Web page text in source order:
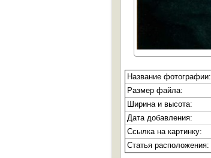
Название фотографии:
Размер файла:
Ширина и высота:
Дата добавления:
Ссылка на картинку:
Статья расположения: